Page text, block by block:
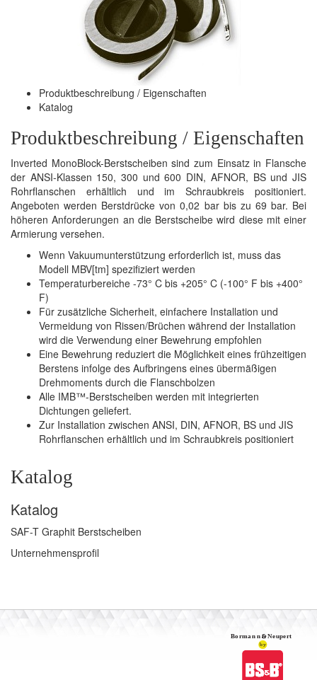
Produktbeschreibung / Eigenschaften
Katalog
Produktbeschreibung / Eigenschaften
Inverted MonoBlock-Berstscheiben sind zum Einsatz in Flansche
der ANSI-Klassen 150, 300 und 600 DIN, AFNOR, BS und JIS
Rohrflanschen erhältlich und im Schraubkreis positioniert.
Angeboten werden Berstdrücke von 0,02 bar bis zu 69 bar. Bei
höheren Anforderungen an die Berstscheibe wird diese mit einer
Armierung versehen.
Wenn Vakuumunterstützung erforderlich ist, muss das
Modell MBV[tm] spezifiziert werden
Temperaturbereiche -73° C bis +205° C (-100° F bis +400°
F)
Für zusätzliche Sicherheit, einfachere Installation und
Vermeidung von Rissen/Brüchen während der Installation
wird die Verwendung einer Bewehrung empfohlen
Eine Bewehrung reduziert die Möglichkeit eines frühzeitigen
Berstens infolge des Aufbringens eines übermäßigen
Drehmoments durch die Flanschbolzen
Alle IMB™-Berstscheiben werden mit integrierten
Dichtungen geliefert.
Zur Installation zwischen ANSI, DIN, AFNOR, BS und JIS
Rohrflanschen erhältlich und im Schraubkreis positioniert
Katalog
Katalog
SAF-T Graphit Berstscheiben
Unternehmensprofil